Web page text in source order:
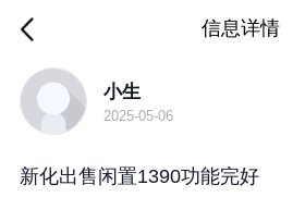
信息详情
湖南 娄底
小生
2025-05-06
新化出售闲置1390功能完好